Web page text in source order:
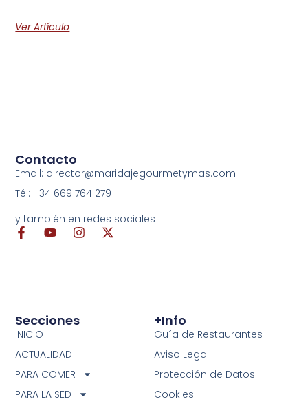
Ver Artículo
+info
Guía de Restaurantes
Aviso Legal
Protección de Datos
Cookies
Secciones
INICIO
ACTUALIDAD
PARA COMER
PARA LA SED
Contacto
Email: director@maridajegourmetymas.com
Tél: +34 669 764 279
y también en redes sociales